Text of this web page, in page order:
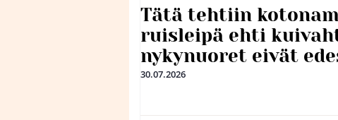
Tätä tehtiin
ruisleipä ehti
nykynuoret eivät
30.07.2026